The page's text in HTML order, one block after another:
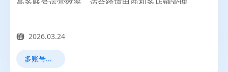
高多账号运营效率，适合跨境电商和多店铺管理。
2026.03.24
多账号管理